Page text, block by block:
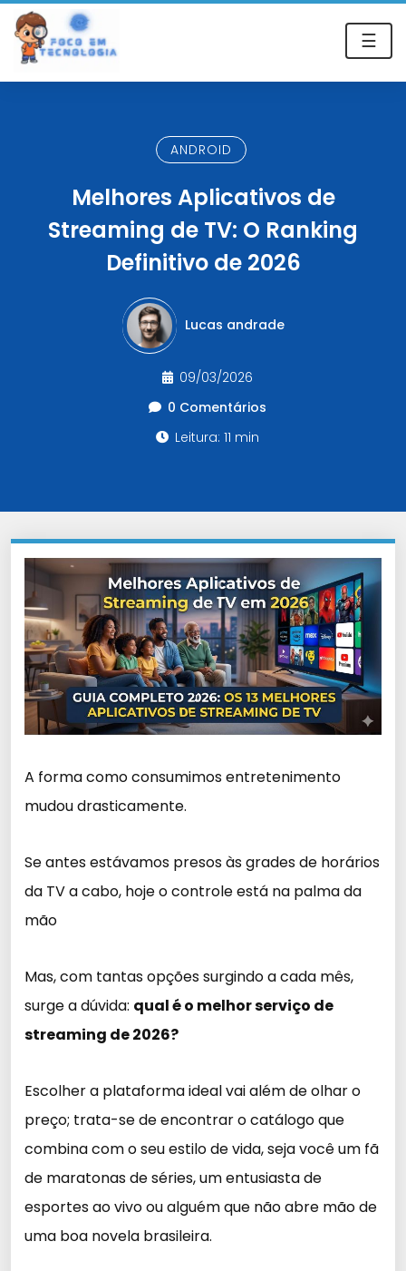
☰
ANDROID
Melhores Aplicativos de
Streaming de TV: O Ranking
Definitivo de 2026
Lucas andrade
09/03/2026
0 Comentários
Leitura: 11 min
A forma como consumimos entretenimento
mudou drasticamente.
Se antes estávamos presos às grades de horários
da TV a cabo, hoje o controle está na palma da
mão
Mas, com tantas opções surgindo a cada mês,
surge a dúvida: qual é o melhor serviço de
streaming de 2026?
Escolher a plataforma ideal vai além de olhar o
preço; trata-se de encontrar o catálogo que
combina com o seu estilo de vida, seja você um fã
de maratonas de séries, um entusiasta de
esportes ao vivo ou alguém que não abre mão de
uma boa novela brasileira.